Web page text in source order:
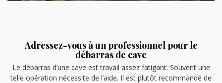
Adressez-vous à un professionnel pour le
débarras de cave
Le débarras d’une cave est travail assez fatigant. Souvent une
telle opération nécessite de l’aide. Il est plutôt recommandé de